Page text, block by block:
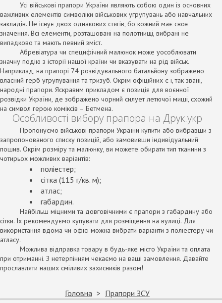
Усі військові прапори України являють собою один із основних
важливих елементів символіки військових угрупувань або навчальних
закладів. Не існує двох однакових стягів, бо кожний має своє
значення. Всі елементи, розташовані на полотнищі, вибрані не
випадково та мають певний зміст.
Абревіатура чи специфічний малюнок може уособлювати
значну подію з історії нашої країни чи вказувати на рід військ.
Наприклад, на прапорі 74 розвідувального батальйону зображено
власний герб угрупування та тризуб. Окрім офіційних є і, так звані,
народні прапори. Яскравим прикладом є позиція для воєнної
розвідки України, де зображено чорний силует летючої миші, схожий
на символ герою коміксів – Бетмена.
Особливості вибору прапора на Друк.укр
Пропонуємо військові прапори України купити або вибравши з
запропонованого списку позицій, або замовивши індивідуальний
пошив. Окрім розміру та малюнку, ви можете обирати тип тканини з
чотирьох можливих варіантів:
поліестер;
сітка (115 г/кв. м);
атлас;
габардин.
Найбільш міцними та довговічними є прапори з габардину або
сітки. Їх рекомендуємо купувати для розміщення на вулиці. Для
використання вдома чи офісі можна вибрати варіанти з поліестеру чи
атласу.
Можлива відправка товару в будь-яке місто України та оплата
при отриманні. З нетерпінням чекаємо на ваші замовлення. Давайте
прославляти наших сміливих захисників разом!
Головна
Прапори ЗСУ